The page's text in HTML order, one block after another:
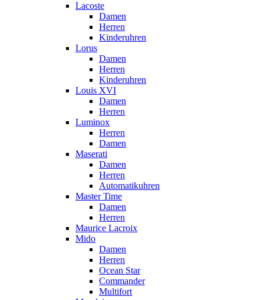
Lacoste
Damen
Herren
Kinderuhren
Lorus
Damen
Herren
Kinderuhren
Louis XVI
Damen
Herren
Luminox
Herren
Damen
Maserati
Damen
Herren
Automatikuhren
Master Time
Damen
Herren
Maurice Lacroix
Mido
Damen
Herren
Ocean Star
Commander
Multifort